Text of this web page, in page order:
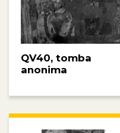
QV40, tomba
anonima